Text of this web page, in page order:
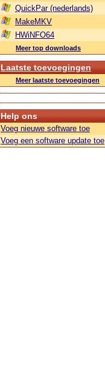
QuickPar (nederlands)
MakeMKV
HWiNFO64
Meer top downloads
Laatste toevoegingen
Meer laatste toevoegingen
Help ons
Voeg nieuwe software toe
Voeg een software update toe